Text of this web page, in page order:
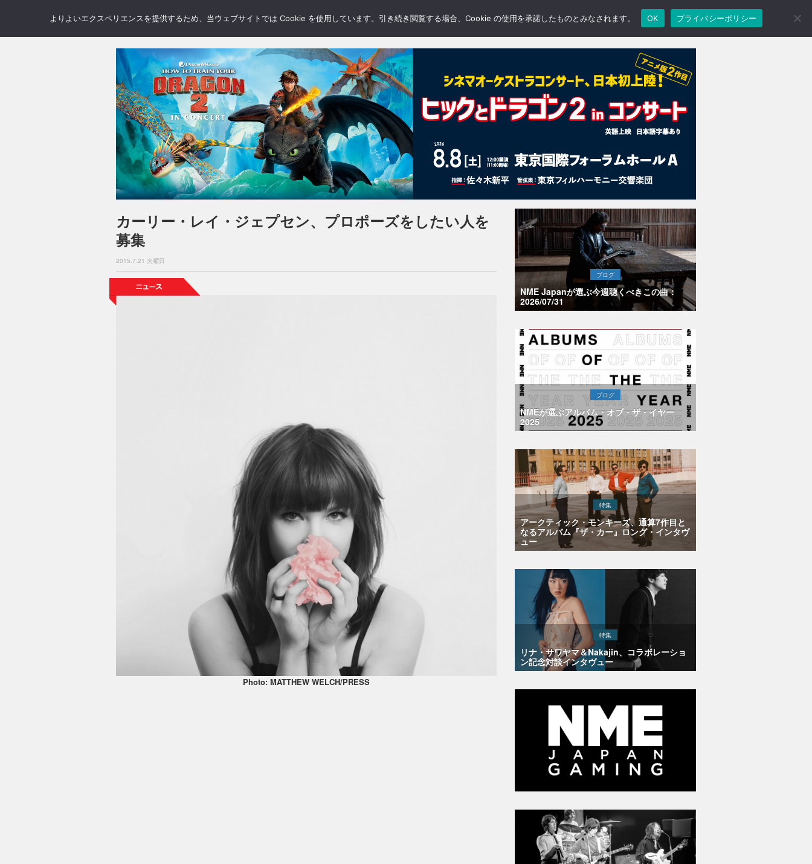
NEWS REVIEWS GALLERY BLOGS FEATURE
カーリー・レイ・ジェプセン、プロポーズをしたい人を
募集
2015.7.21 火曜日
Photo: MATTHEW WELCH/PRESS
ブログ
NME Japanが選ぶ今週聴くべきこの曲：
2026/07/31
ブログ
NMEが選ぶアルバム・オブ・ザ・イヤー
2025
特集
アークティック・モンキーズ、通算7作目と
なるアルバム『ザ・カー』ロング・インタヴ
ュー
特集
リナ・サワヤマ＆Nakajin、コラボレーショ
ン記念対談インタヴュー
よりよいエクスペリエンスを提供するため、当ウェブサイトでは Cookie を使用しています。引き続き閲覧する場合、Cookie の使用を承諾したものとみなされます。 OK プライバシーポリシー